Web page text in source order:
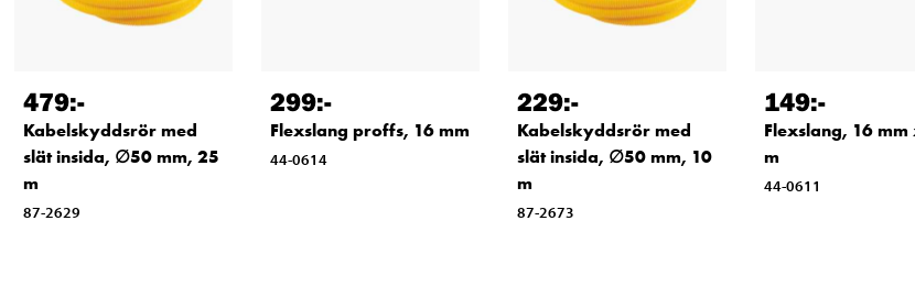
479:-
Kabelskyddsrör med
slät insida, ∅50 mm, 25
m
87-2629
299:-
Flexslang proffs, 16 mm
44-0614
229:-
Kabelskyddsrör med
slät insida, ∅50 mm, 10
m
87-2673
149:-
Flexslang, 16 mm
m
44-0611